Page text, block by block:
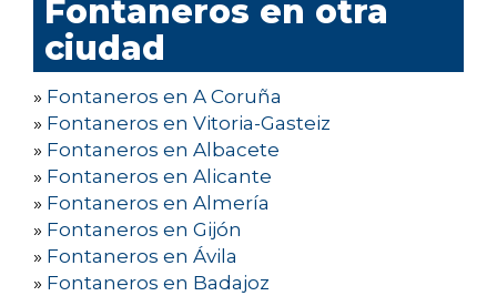
Fontaneros en otra
ciudad
» Fontaneros en A Coruña
» Fontaneros en Vitoria-Gasteiz
» Fontaneros en Albacete
» Fontaneros en Alicante
» Fontaneros en Almería
» Fontaneros en Gijón
» Fontaneros en Ávila
» Fontaneros en Badajoz